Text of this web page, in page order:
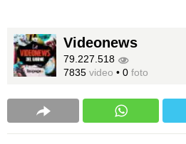
Videonews
79.227.518
7835 video • 0 foto